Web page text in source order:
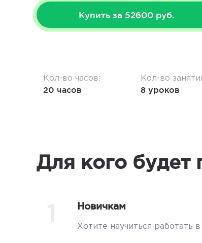
Купить за 52600 руб.
Кол-во часов:
20 часов
Кол-во
8 уроков
Для кого будет
Новичкам
Хотите научиться